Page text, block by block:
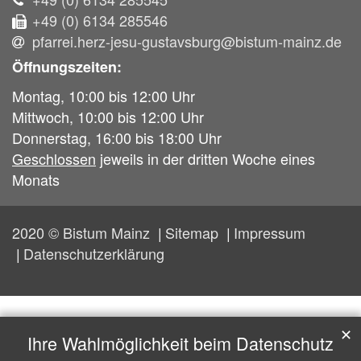
+49 (0) 6134 285546
pfarrei.herz-jesu-gustavsburg@bistum-mainz.de
Öffnungszeiten:
Montag, 10:00 bis 12:00 Uhr
Mittwoch, 10:00 bis 12:00 Uhr
Donnerstag, 16:00 bis 18:00 Uhr
Geschlossen jeweils in der dritten Woche eines
Monats
2020 © Bistum Mainz Sitemap
Impressum
Datenschutzerklärung
Ihre Wahlmöglichkeit beim Datenschutz ✕